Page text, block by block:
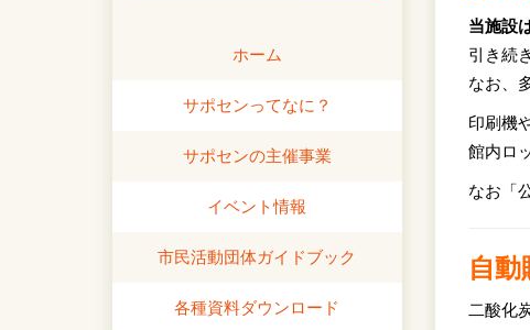
当施設
引き続
なお、
印刷機
館内ロ
なお「
自
二酸化
ホーム
サポセンってなに？
サポセンの主催事業
イベント情報
市民活動団体ガイドブック
各種資料ダウンロード